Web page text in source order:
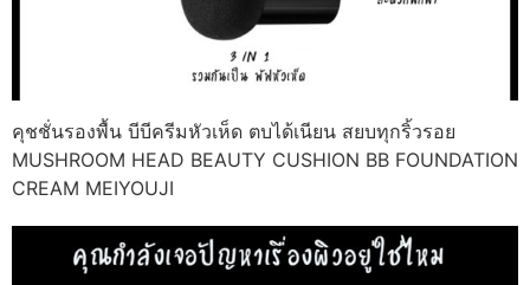
คุชชั่นรองพื้น บีบีครีมหัวเห็ด ตบได้เนียน สยบทุกริ้วรอย
MUSHROOM HEAD BEAUTY CUSHION BB FOUNDATION
CREAM MEIYOUJI